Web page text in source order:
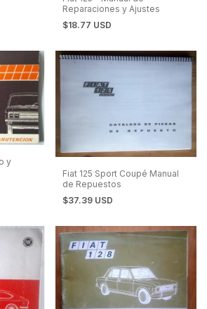
Reparaciones y Ajustes
$18.77 USD
y
Fiat 125 Sport Coupé Manual
de Repuestos
$37.39 USD